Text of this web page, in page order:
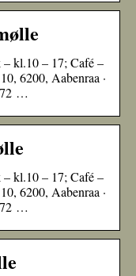
kl.10 – 17; Café –
6200, Aabenraa ·
72 …
kl.10 – 17; Café –
6200, Aabenraa ·
72 …